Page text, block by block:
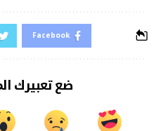
Facebook
ضع تعبيرك